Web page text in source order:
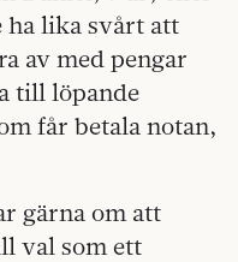
ha lika svårt att
av med pengar
till löpande
får betala notan,
gärna om att
val som ett